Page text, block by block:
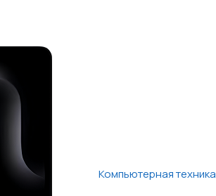
Компьютерная техника